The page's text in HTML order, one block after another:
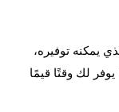
يمكنه توفيره،
لك وقتًا قيمًا